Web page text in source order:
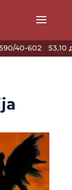
40-602 53,10